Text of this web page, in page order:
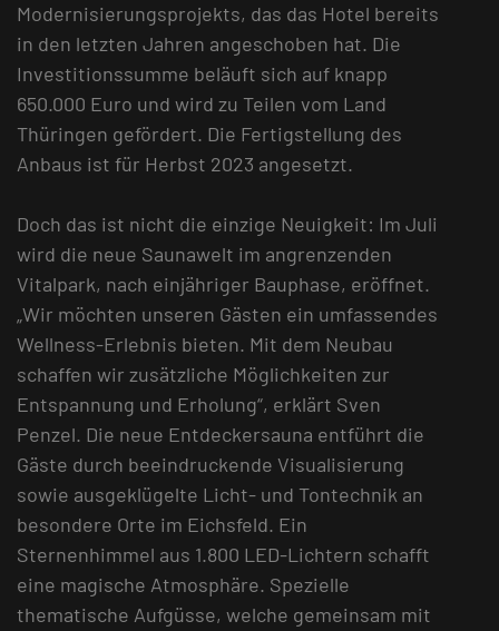
Modernisierungsprojekts, das das Hotel bereits
in den letzten Jahren angeschoben hat. Die
Investitionssumme beläuft sich auf knapp
650.000 Euro und wird zu Teilen vom Land
Thüringen gefördert. Die Fertigstellung des
Anbaus ist für Herbst 2023 angesetzt.
Doch das ist nicht die einzige Neuigkeit: Im Juli
wird die neue Saunawelt im angrenzenden
Vitalpark, nach einjähriger Bauphase, eröffnet.
„Wir möchten unseren Gästen ein umfassendes
Wellness-Erlebnis bieten. Mit dem Neubau
schaffen wir zusätzliche Möglichkeiten zur
Entspannung und Erholung“, erklärt Sven
Penzel. Die neue Entdeckersauna entführt die
Gäste durch beeindruckende Visualisierung
sowie ausgeklügelte Licht- und Tontechnik an
besondere Orte im Eichsfeld. Ein
Sternenhimmel aus 1.800 LED-Lichtern schafft
eine magische Atmosphäre. Spezielle
thematische Aufgüsse, welche gemeinsam mit